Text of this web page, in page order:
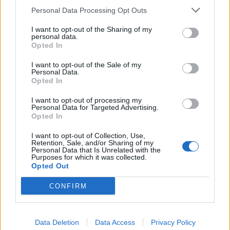
Personal Data Processing Opt Outs
I want to opt-out of the Sharing of my
personal data.
Opted In
I want to opt-out of the Sale of my
Personal Data.
Opted In
I want to opt-out of processing my
Personal Data for Targeted Advertising.
Opted In
I want to opt-out of Collection, Use,
Retention, Sale, and/or Sharing of my
Personal Data that Is Unrelated with the
Purposes for which it was collected.
Opted Out
CONFIRM
Data Deletion Data Access Privacy Policy
Deseu el meu nom, el correu electrònic i el lloc web en
aquest navegador per a la propera vegada que comenti.
Captcha7 + 2 = ?
characters
shown
La Cursa de l’Aldea segona d’etiqueta d’or